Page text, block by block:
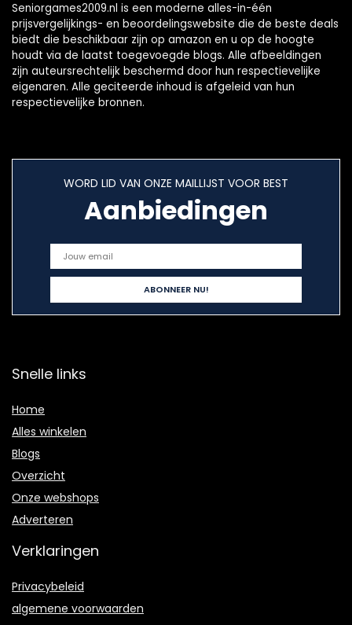
Seniorgames2009.nl is een moderne alles-in-één
prijsvergelijkings- en beoordelingswebsite die de beste deals
biedt die beschikbaar zijn op amazon en u op de hoogte
houdt via de laatst toegevoegde blogs. Alle afbeeldingen
zijn auteursrechtelijk beschermd door hun respectievelijke
eigenaren. Alle geciteerde inhoud is afgeleid van hun
respectievelijke bronnen.
WORD LID VAN ONZE MAILLIJST VOOR BEST
Aanbiedingen
Snelle links
Home
Alles winkelen
Blogs
Overzicht
Onze webshops
Adverteren
Verklaringen
Privacybeleid
algemene voorwaarden